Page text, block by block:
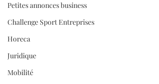
Petites annonces business
Challenge Sport Entreprises
Horeca
Juridique
Mobilité